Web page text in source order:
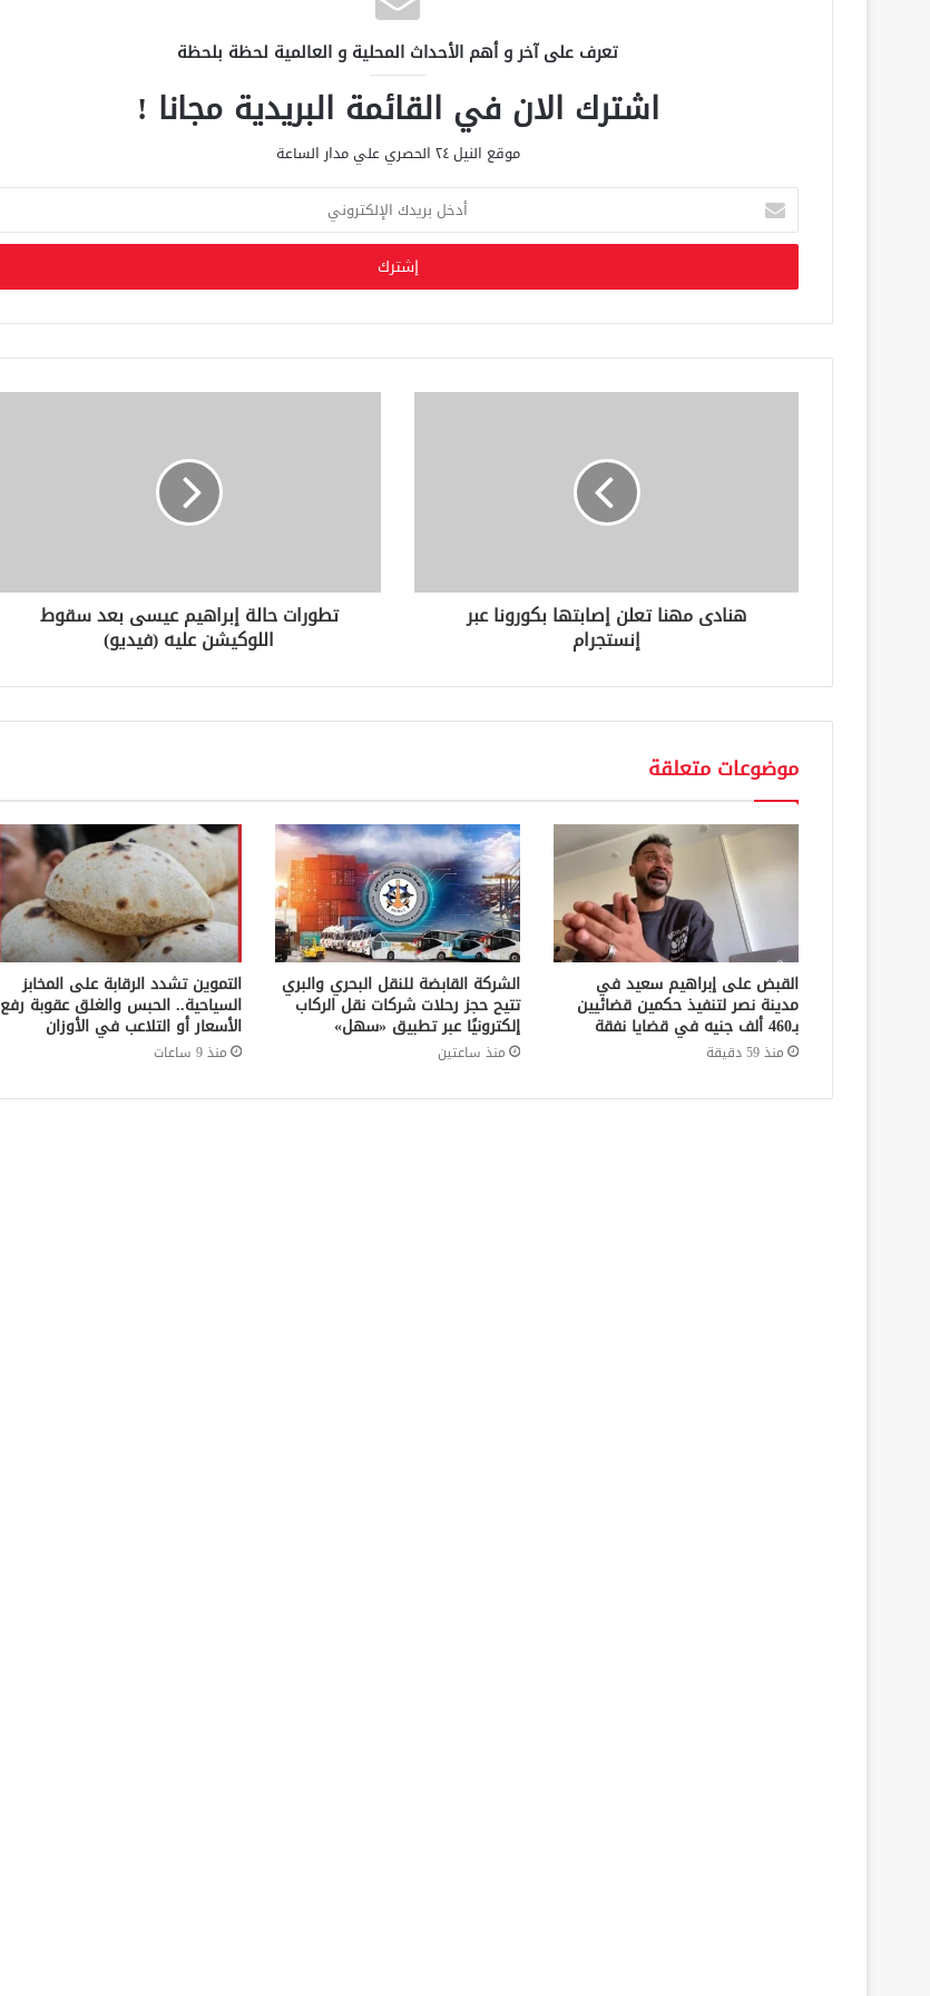
تعرف على آخر و أهم الأحداث المحلية و العالمية لحظة بلحظة
اشترك الان في القائمة البريدية مجانا !
موقع النيل ٢٤ الحصري علي مدار الساعة
خ
ب
د
ك
ن
هنادى مهنا تعلن إصابتها بكورونا عبر
إنستجرام
تطورات حالة إبراهيم عيسى بعد سقوط
اللوكيشن عليه (فيديو)
موضوعات متعلقة
القبض على إبراهيم سعيد في
مدينة نصر لتنفيذ حكمين قضائيين
بـ460 ألف جنيه في قضايا نفقة
منذ 59 دقيقة
الشركة القابضة للنقل البحري والبري
تتيح حجز رحلات شركات نقل الركاب
إلكترونيًا عبر تطبيق «سهل»
منذ ساعتين
التموين تشدد الرقابة على المخابز
السياحية.. الحبس والغلق عقوبة رفع
الأسعار أو التلاعب في الأوزان
منذ 9 ساعات